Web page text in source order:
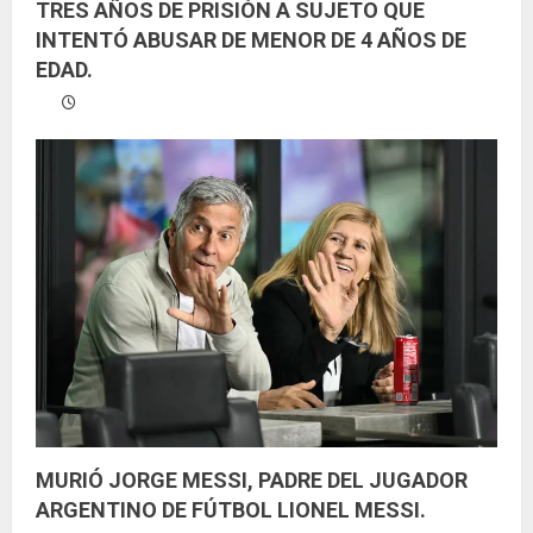
TRES AÑOS DE PRISIÓN A SUJETO QUE
INTENTÓ ABUSAR DE MENOR DE 4 AÑOS DE
EDAD.
MURIÓ JORGE MESSI, PADRE DEL JUGADOR
ARGENTINO DE FÚTBOL LIONEL MESSI.